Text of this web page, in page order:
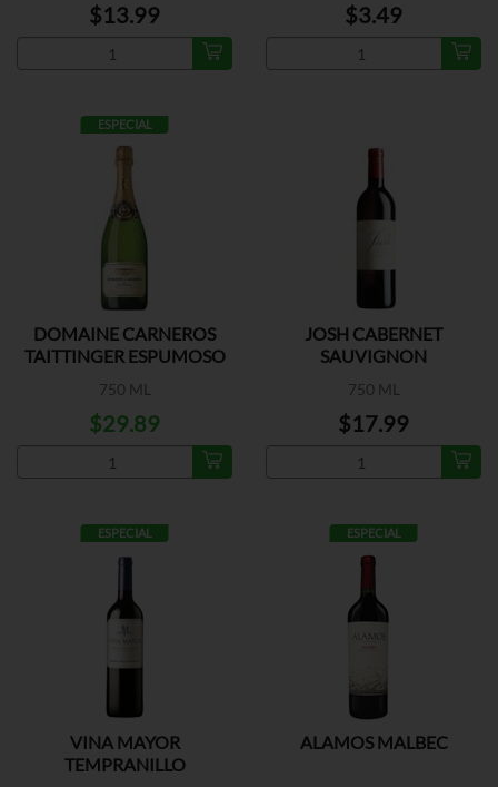
$13.99 $3.49
ESPECIAL
DOMAINE CARNEROS
TAITTINGER ESPUMOSO
750 ML
$29.89
JOSH CABERNET
SAUVIGNON
750 ML
$17.99
ESPECIAL
VINA MAYOR
TEMPRANILLO
ESPECIAL
ALAMOS MALBEC